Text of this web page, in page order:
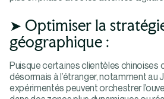
➤ Optimiser la
géographique :
Puisque certaines clientèles chinoises
désormais à l’étranger, notamment au
expérimentés peuvent orchestrer